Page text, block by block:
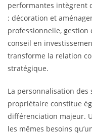
performantes intègrent
: décoration et
professionnelle, gestion
conseil en
transforme la relation
stratégique.
La personnalisation des
propriétaire constitue
différenciation majeur.
les mêmes besoins